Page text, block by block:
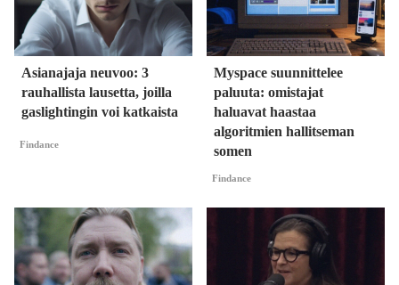
Asianajaja neuvoo: 3
rauhallista lausetta, joilla
gaslightingin voi katkaista
Findance
Myspace suunnittelee
paluuta: omistajat
haluavat haastaa
algoritmien hallitseman
somen
Findance